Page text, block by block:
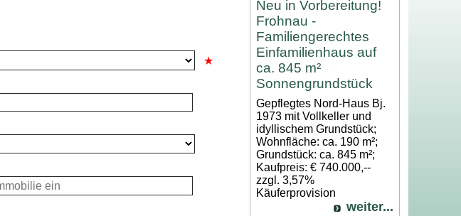
Neu in Vorbereitung!
Frohnau -
Familiengerechtes
Einfamilienhaus auf
ca. 845 m²
Sonnengrundstück
Gepflegtes Nord-Haus Bj.
1973 mit Vollkeller und
idyllischem Grundstück;
Wohnfläche: ca. 190 m²;
Grundstück: ca. 845 m²;
Kaufpreis: € 740.000,--
zzgl. 3,57%
Käuferprovision
weiter...